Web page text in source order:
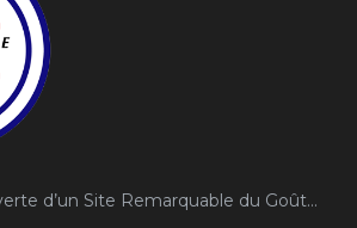
d’un Site Remarquable du Goût…